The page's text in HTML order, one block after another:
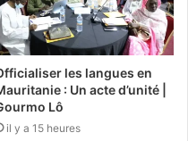
les langues en
: Un acte d’unité |
Lô
il y a 15 heures